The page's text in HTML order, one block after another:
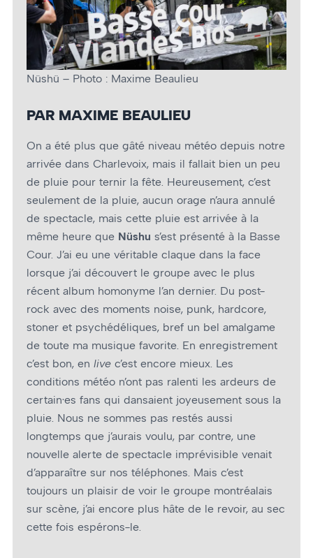
Nüshü – Photo : Maxime Beaulieu
PAR MAXIME BEAULIEU
On a été plus que gâté niveau météo depuis notre
arrivée dans Charlevoix, mais il fallait bien un peu
de pluie pour ternir la fête. Heureusement, c’est
seulement de la pluie, aucun orage n’aura annulé
de spectacle, mais cette pluie est arrivée à la
même heure que Nüshu s’est présenté à la Basse
Cour. J’ai eu une véritable claque dans la face
lorsque j’ai découvert le groupe avec le plus
récent album homonyme l’an dernier. Du post-
rock avec des moments noise, punk, hardcore,
stoner et psychédéliques, bref un bel amalgame
de toute ma musique favorite. En enregistrement
c’est bon, en live c’est encore mieux. Les
conditions météo n’ont pas ralenti les ardeurs de
certain·es fans qui dansaient joyeusement sous la
pluie. Nous ne sommes pas restés aussi
longtemps que j’aurais voulu, par contre, une
nouvelle alerte de spectacle imprévisible venait
d’apparaître sur nos téléphones. Mais c’est
toujours un plaisir de voir le groupe montréalais
sur scène, j’ai encore plus hâte de le revoir, au sec
cette fois espérons-le.